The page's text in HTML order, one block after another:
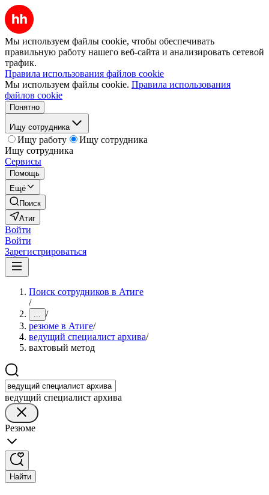
Мы используем файлы cookie, чтобы обеспечивать
правильную работу нашего веб-сайта и анализировать сетевой
трафик.
Правила использования файлов cookie
Мы используем файлы cookie. Правила использования
файлов cookie
Понятно
Ищу сотрудника
Ищу работу
Ищу сотрудника
Ищу сотрудника
Сервисы
Помощь
Ещё
Поиск
Атиг
Войти
Войти
Зарегистрироваться
Поиск сотрудников в Атиге
/
... /
резюме в Атиге/
ведущий специалист архива/
вахтовый метод
ведущий специалист архива
Резюме
Найти